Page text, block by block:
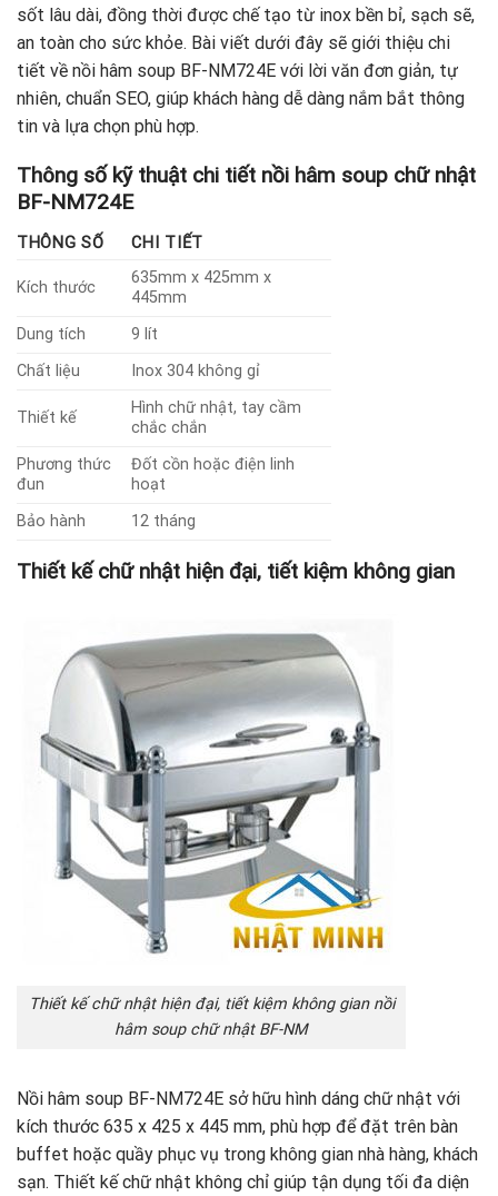
sốt lâu dài, đồng thời được chế tạo từ inox bền bỉ, sạch sẽ,
an toàn cho sức khỏe. Bài viết dưới đây sẽ giới thiệu chi
tiết về nồi hâm soup BF-NM724E với lời văn đơn giản, tự
nhiên, chuẩn SEO, giúp khách hàng dễ dàng nắm bắt thông
tin và lựa chọn phù hợp.
Thông số kỹ thuật chi tiết nồi hâm soup chữ nhật
BF-NM724E
THÔNG SỐ CHI TIẾT
Kích thước
635mm x 425mm x
445mm
Dung tích
9 lít
Chất liệu
Inox 304 không gỉ
Thiết kế
Hình chữ nhật, tay cầm
chắc chắn
Phương thức
đun
Đốt cồn hoặc điện linh
hoạt
Bảo hành
12 tháng
Thiết kế chữ nhật hiện đại, tiết kiệm không gian
Thiết kế chữ nhật hiện đại, tiết kiệm không gian nồi
hâm soup chữ nhật BF-NM
Nồi hâm soup BF-NM724E sở hữu hình dáng chữ nhật với
kích thước 635 x 425 x 445 mm, phù hợp để đặt trên bàn
buffet hoặc quầy phục vụ trong không gian nhà hàng, khách
sạn. Thiết kế chữ nhật không chỉ giúp tận dụng tối đa diện